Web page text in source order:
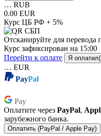
… RUB
0.00 EUR
Курс ЦБ РФ + 5%
Отсканируйте для
Курс зафиксирован на 15:00
Перейти к оплате
Я
… EUR
PayPal
Pay
Оплатите через PayPal,
зарубежного банка.
Оплатить (PayPal / Apple Pay)